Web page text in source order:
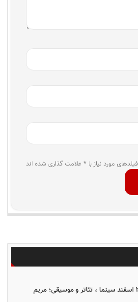
فیلدهای مورد نیاز با * علامت گذاری شده اند
متولدین ۲۴ اسفند سینما ، تئاتر و موسیقی؛ مریم